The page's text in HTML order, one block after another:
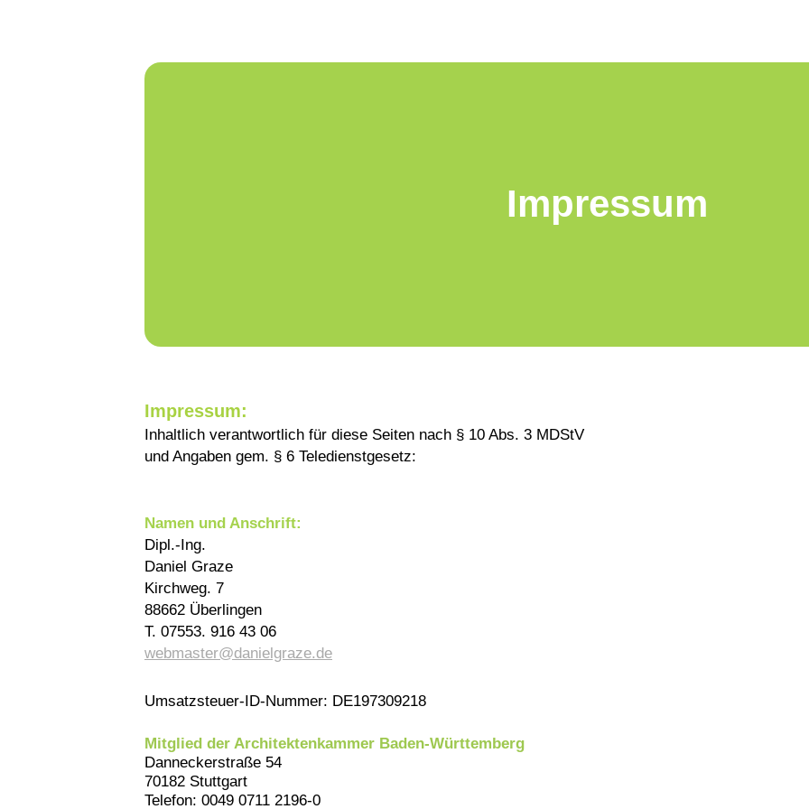
Impressum
Impressum:
Inhaltlich verantwortlich für diese Seiten nach § 10 Abs. 3 MDStV
und Angaben gem. § 6 Teledienstgesetz:
Namen und Anschrift:
Dipl.-Ing.
Daniel Graze
Kirchweg. 7
88662 Überlingen
T. 07553. 916 43 06
webmaster@danielgraze.de
Umsatzsteuer-ID-Nummer: DE197309218
Mitglied der Architektenkammer Baden-Württemberg
Danneckerstraße 54
70182 Stuttgart
Telefon: 0049 0711 2196-0